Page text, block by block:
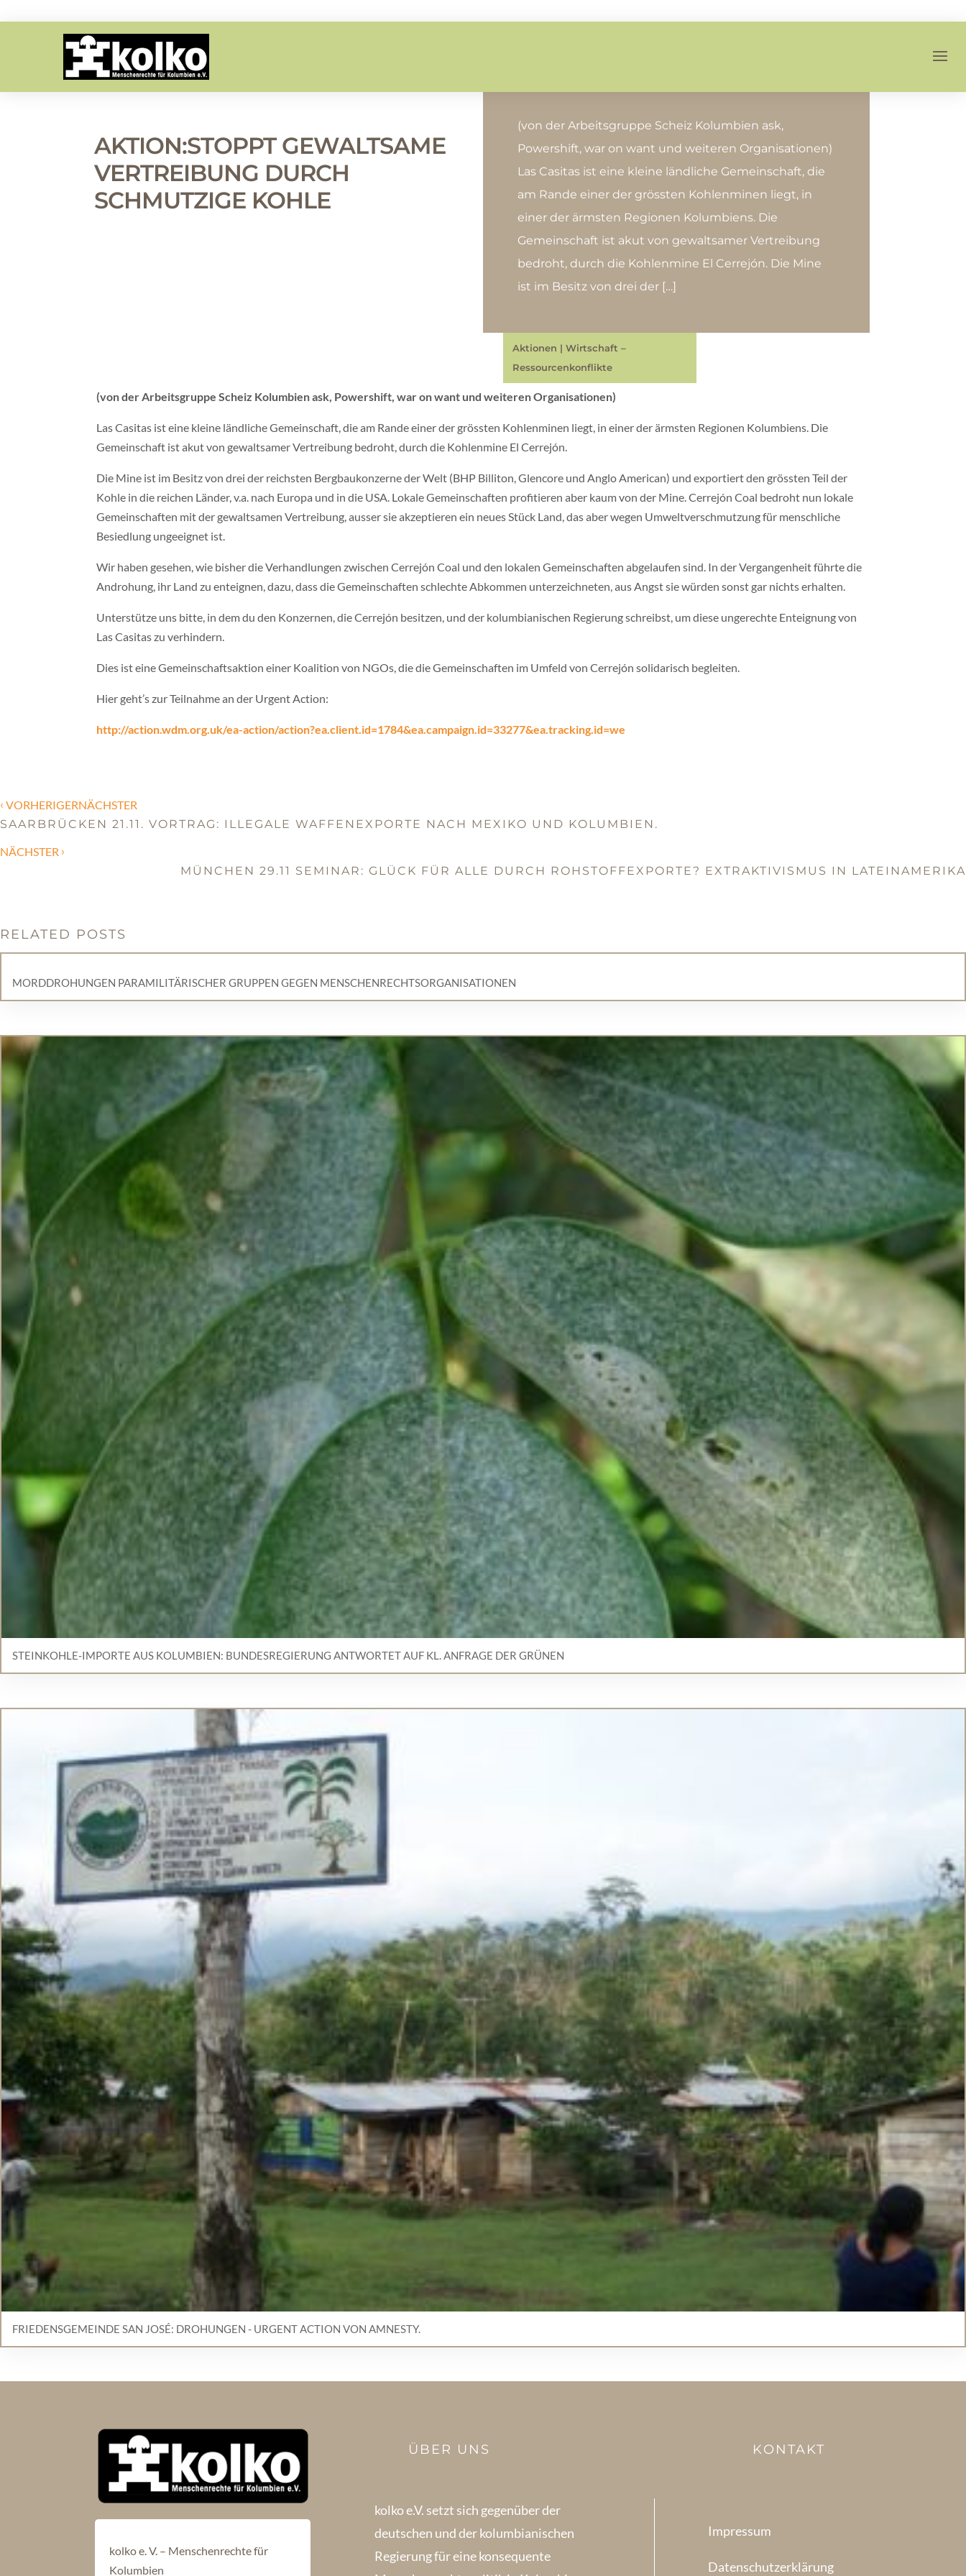
AKTION:STOPPT GEWALTSAME
VERTREIBUNG DURCH
SCHMUTZIGE KOHLE
(von der Arbeitsgruppe Scheiz Kolumbien ask,
Powershift, war on want und weiteren Organisationen)
Las Casitas ist eine kleine ländliche Gemeinschaft, die
am Rande einer der grössten Kohlenminen liegt, in
einer der ärmsten Regionen Kolumbiens. Die
Gemeinschaft ist akut von gewaltsamer Vertreibung
bedroht, durch die Kohlenmine El Cerrejón. Die Mine
ist im Besitz von drei der […]
Aktionen | Wirtschaft –
Ressourcenkonflikte
(von der Arbeitsgruppe Scheiz Kolumbien ask, Powershift, war on want und weiteren Organisationen)
Las Casitas ist eine kleine ländliche Gemeinschaft, die am Rande einer der grössten Kohlenminen liegt, in einer der ärmsten Regionen Kolumbiens. Die
Gemeinschaft ist akut von gewaltsamer Vertreibung bedroht, durch die Kohlenmine El Cerrejón.
Die Mine ist im Besitz von drei der reichsten Bergbaukonzerne der Welt (BHP Billiton, Glencore und Anglo American) und exportiert den grössten Teil der
Kohle in die reichen Länder, v.a. nach Europa und in die USA. Lokale Gemeinschaften profitieren aber kaum von der Mine. Cerrejón Coal bedroht nun lokale
Gemeinschaften mit der gewaltsamen Vertreibung, ausser sie akzeptieren ein neues Stück Land, das aber wegen Umweltverschmutzung für menschliche
Besiedlung ungeeignet ist.
Wir haben gesehen, wie bisher die Verhandlungen zwischen Cerrejón Coal und den lokalen Gemeinschaften abgelaufen sind. In der Vergangenheit führte die
Androhung, ihr Land zu enteignen, dazu, dass die Gemeinschaften schlechte Abkommen unterzeichneten, aus Angst sie würden sonst gar nichts erhalten.
Unterstütze uns bitte, in dem du den Konzernen, die Cerrejón besitzen, und der kolumbianischen Regierung schreibst, um diese ungerechte Enteignung von
Las Casitas zu verhindern.
Dies ist eine Gemeinschaftsaktion einer Koalition von NGOs, die die Gemeinschaften im Umfeld von Cerrejón solidarisch begleiten.
Hier geht’s zur Teilnahme an der Urgent Action:
http://action.wdm.org.uk/ea-action/action?ea.client.id=1784&ea.campaign.id=33277&ea.tracking.id=we
‹ VORHERIGERNÄCHSTER
SAARBRÜCKEN 21.11. VORTRAG: ILLEGALE WAFFENEXPORTE NACH MEXIKO UND KOLUMBIEN.
NÄCHSTER ›
MÜNCHEN 29.11 SEMINAR: GLÜCK FÜR ALLE DURCH ROHSTOFFEXPORTE? EXTRAKTIVISMUS IN LATEINAMERIKA
RELATED POSTS
MORDDROHUNGEN PARAMILITÄRISCHER GRUPPEN GEGEN MENSCHENRECHTSORGANISATIONEN
STEINKOHLE-IMPORTE AUS KOLUMBIEN: BUNDESREGIERUNG ANTWORTET AUF KL. ANFRAGE DER GRÜNEN
FRIEDENSGEMEINDE SAN JOSÉ: DROHUNGEN - URGENT ACTION VON AMNESTY.
kolko e. V. – Menschenrechte für
Kolumbien
ÜBER UNS
kolko e.V. setzt sich gegenüber der
deutschen und der kolumbianischen
Regierung für eine konsequente
KONTAKT
Impressum
Datenschutzerklärung